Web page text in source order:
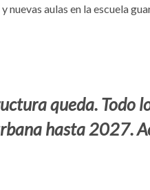
nuevas aulas en la escuela
queda. Todo
hasta 2027.